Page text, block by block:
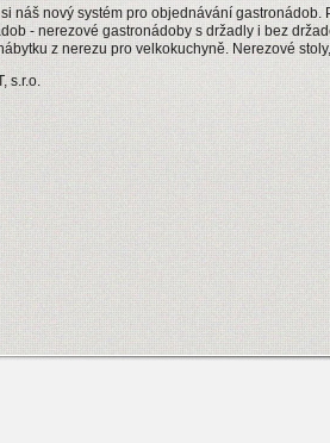
náš nový systém pro objednávání
- nerezové gastronádoby s držadly i bez
z nerezu pro velkokuchyně. Nerezové
s.r.o.